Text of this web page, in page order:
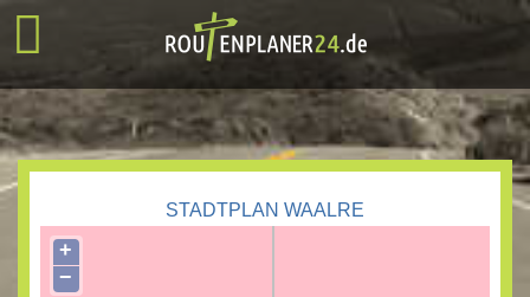
STADTPLAN WAALRE
+
−